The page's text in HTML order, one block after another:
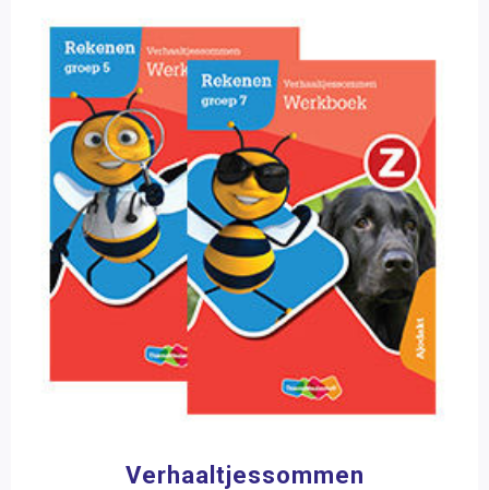
Wetenschap en techniek
Sociaal-emotionele ontwikkeling
Posters en onderleggers
Beloningsmateriaal
Mens & Maatschappij
Bewegend leren
Kunstzinnige vorming
Zorg
Verhaaltjessommen